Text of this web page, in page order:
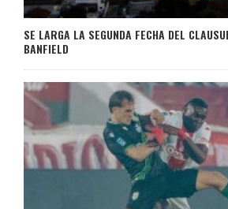
SE LARGA LA SEGUNDA FECHA DEL
BANFIELD